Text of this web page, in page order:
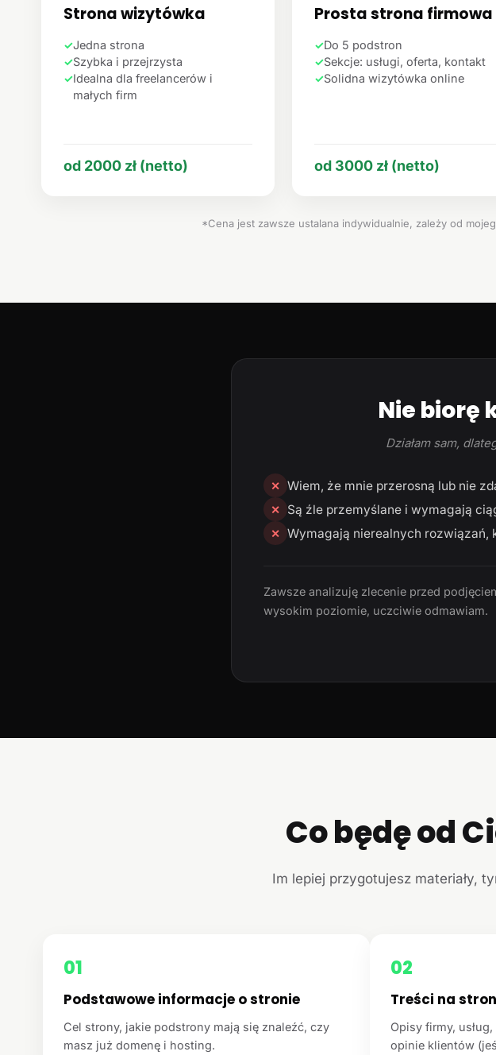
Strona wizytówka
✓Jedna strona
✓Szybka i przejrzysta
✓Idealna dla freelancerów i
małych firm
od 2000 zł (netto)
Prosta strona firmowa
✓Do 5 podstron
✓Sekcje: usługi, oferta, kontakt
✓Solidna wizytówka online
od 3000 zł (netto)
*Cena jest zawsze ustalana indywidualnie, zależy od
Nie biorę
Działam sam,
✕ Wiem, że mnie przerosną lub nie
✕ Są źle przemyślane i wymagają
✕ Wymagają nierealnych
Zawsze analizuję zlecenie przed
wysokim poziomie, uczciwie odmawiam.
Co będę od
Im lepiej przygotujesz materiały,
01
Podstawowe informacje o stronie
Cel strony, jakie podstrony mają się znaleźć, czy
masz już domenę i hosting.
02
Treści na
Opisy firmy,
opinie klientów